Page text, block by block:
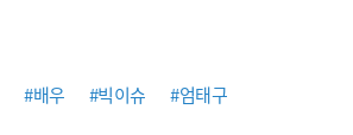
#배우 #빅이슈 #엄태구